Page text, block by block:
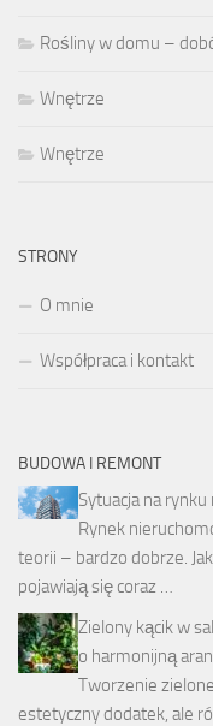
Rośliny w domu –
Wnętrze
Wnętrze
STRONY
O mnie
Współpraca i kontakt
BUDOWA I REMONT
Sytuacja na
Rynek
teorii – bardzo dobrze.
pojawiają się coraz …
Zielony kącik w
o harmonijną
Tworzenie
estetyczny dodatek, ale